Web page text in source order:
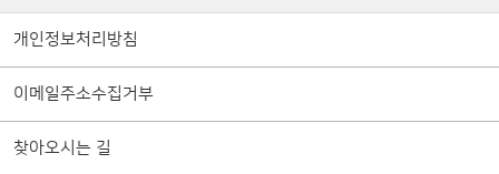
개인정보처리방침
이메일주소수집거부
찾아오시는 길